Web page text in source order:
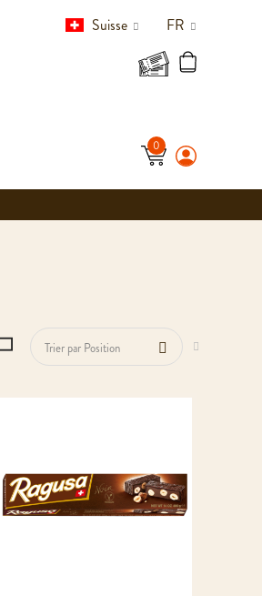
FR
Suisse
PAR